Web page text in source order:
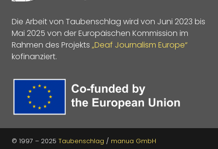
Die Arbeit von Taubenschlag wird von Juni 2023 bis
Mai 2025 von der Europäischen Kommission im
Rahmen des Projekts „Deaf Journalism Europe“
kofinanziert.
© 1997 – 2025 Taubenschlag / manua GmbH